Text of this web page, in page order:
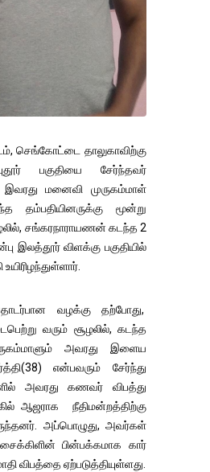
செங்கோட்டை தாலுகாவிற்கு
பகுதியை சேர்ந்தவர்
மனைவி முருகம்மாள்
தம்பதியினருக்கு மூன்று
சங்கரநாராயணன் கடந்த 2
இலத்தூர் விளக்கு பகுதியில்
உயிரிழந்துள்ளார்.
வழக்கு தற்போது,
வரும் சூழலில், கடந்த
அவரது இளைய
என்பவரும் சேர்ந்து
அவரது கணவர் விபத்து
ஆஜராக நீதிமன்றத்திற்கு
அப்பொழுது, அவர்கள்
பின்பக்கமாக கார்
விபத்தை ஏற்படுத்தியுள்ளது.